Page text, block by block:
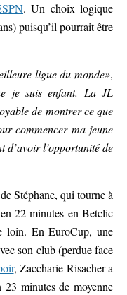
. Un choix logique
puisqu’il pourrait être
ligue du monde»,
je suis enfant. La JL
de montrer ce que
commencer ma jeune
d’avoir l’opportunité de
Stéphane, qui tourne à
22 minutes en Betclic
loin. En EuroCup, une
son club (perdue face
, Zaccharie Risacher a
minutes de moyenne